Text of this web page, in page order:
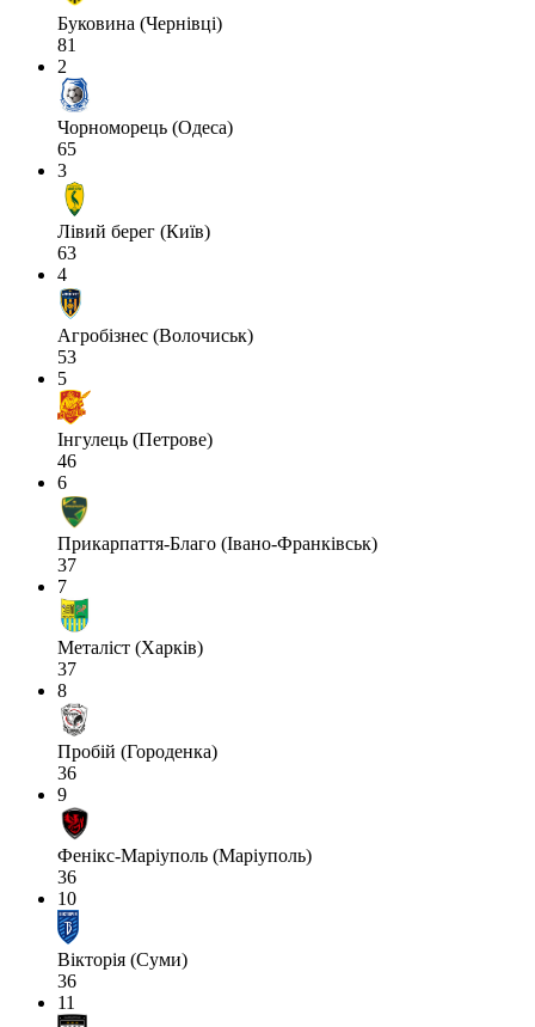
Буковина (Чернівці)
81
2
Чорноморець (Одеса)
65
3
Лівий берег (Київ)
63
4
Агробізнес (Волочиськ)
53
5
Інгулець (Петрове)
46
6
Прикарпаття-Благо (Івано-Франківськ)
37
7
Металіст (Харків)
37
8
Пробій (Городенка)
36
9
Фенікс-Маріуполь (Маріуполь)
36
10
Вікторія (Суми)
36
11